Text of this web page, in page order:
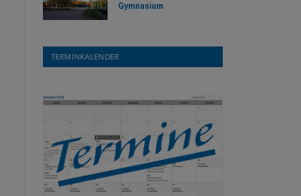
Gymnasium
TERMINKALENDER